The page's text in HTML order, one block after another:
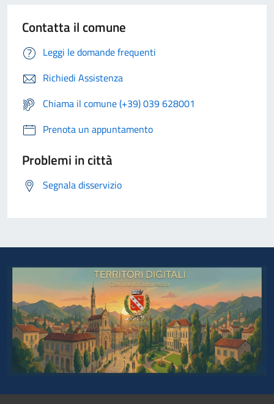
Contatta il comune
Leggi le domande frequenti
Richiedi Assistenza
Chiama il comune (+39) 039 628001
Prenota un appuntamento
Problemi in città
Segnala disservizio